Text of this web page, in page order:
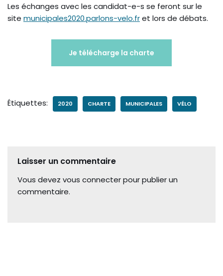
Les échanges avec les candidat-e-s se feront sur le
site municipales2020.parlons-velo.fret lors de débats.
Je télécharge la charte
Étiquettes: 2020 CHARTE MUNICIPALES VÉLO
Laisser un commentaire
Vous devez vous connecterpour publier un
commentaire.